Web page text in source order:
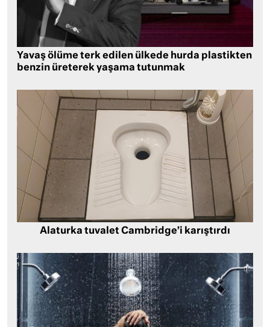
Yavaş ölüme terk edilen ülkede hurda plastikten
benzin üreterek yaşama tutunmak
Alaturka tuvalet Cambridge’i karıştırdı